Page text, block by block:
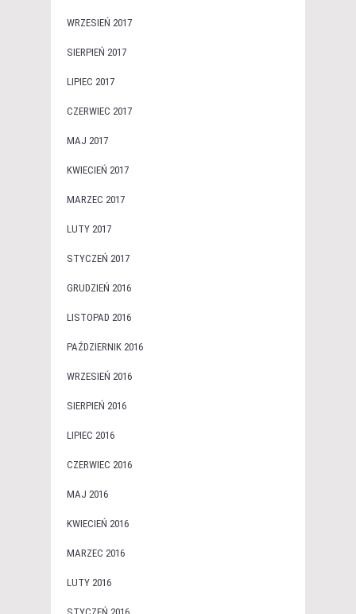
WRZESIEŃ 2017
SIERPIEŃ 2017
LIPIEC 2017
CZERWIEC 2017
MAJ 2017
KWIECIEŃ 2017
MARZEC 2017
LUTY 2017
STYCZEŃ 2017
GRUDZIEŃ 2016
LISTOPAD 2016
PAŹDZIERNIK 2016
WRZESIEŃ 2016
SIERPIEŃ 2016
LIPIEC 2016
CZERWIEC 2016
MAJ 2016
KWIECIEŃ 2016
MARZEC 2016
LUTY 2016